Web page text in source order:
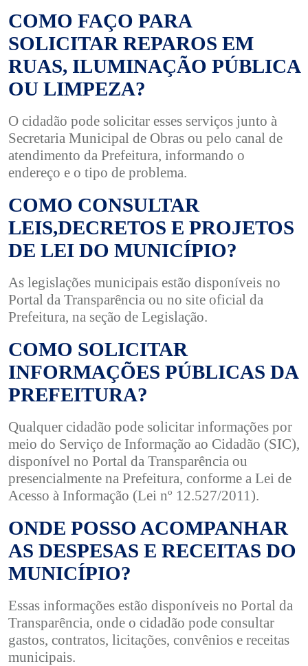
COMO FAÇO PARA
SOLICITAR REPAROS EM
RUAS, ILUMINAÇÃO PÚBLICA
OU LIMPEZA?
O cidadão pode solicitar esses serviços junto à
Secretaria Municipal de Obras ou pelo canal de
atendimento da Prefeitura, informando o
endereço e o tipo de problema.
COMO CONSULTAR
LEIS,DECRETOS E PROJETOS
DE LEI DO MUNICÍPIO?
As legislações municipais estão disponíveis no
Portal da Transparência ou no site oficial da
Prefeitura, na seção de Legislação.
COMO SOLICITAR
INFORMAÇÕES PÚBLICAS DA
PREFEITURA?
Qualquer cidadão pode solicitar informações por
meio do Serviço de Informação ao Cidadão (SIC),
disponível no Portal da Transparência ou
presencialmente na Prefeitura, conforme a Lei de
Acesso à Informação (Lei nº 12.527/2011).
ONDE POSSO ACOMPANHAR
AS DESPESAS E RECEITAS DO
MUNICÍPIO?
Essas informações estão disponíveis no Portal da
Transparência, onde o cidadão pode consultar
gastos, contratos, licitações, convênios e receitas
municipais.